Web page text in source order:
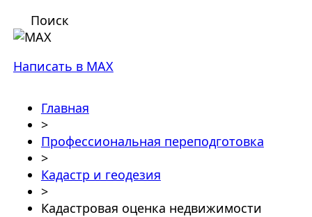
Поиск
Написать в MAX
Главная
>
Профессиональная переподготовка
>
Кадастр и геодезия
>
Кадастровая оценка недвижимости